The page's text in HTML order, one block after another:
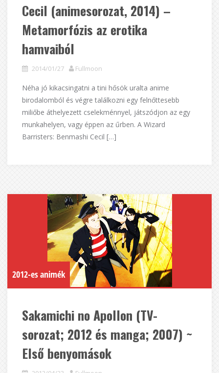
Cecil (animesorozat, 2014) –
Metamorfózis az erotika
hamvaiból
2014/01/27 Fullmoon
Néha jó kikacsingatni a tini hősök uralta anime
birodalomból és végre találkozni egy felnőttesebb
miliőbe áthelyezett cselekménnyel, játszódjon az egy
munkahelyen, vagy éppen az űrben. A Wizard
Barristers: Benmashi Cecil […]
2012-es animék
Sakamichi no Apollon (TV-
sorozat; 2012 és manga; 2007) ~
Első benyomások